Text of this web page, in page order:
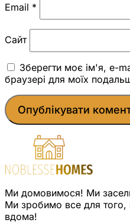
Email *
Сайт
Зберегти моє ім'я, e-
браузері для моїх
Ми домовимося! Ми
Ми зробимо все для того,
вдома!